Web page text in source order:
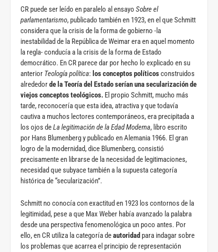
CR puede ser leído en paralelo al ensayoSobre el
parlamentarismo, publicado también en 1923, en el que Schmitt
considera que la crisis de la forma de gobierno -la
inestabilidad de la República de Weimar era en aquel momento
la regla- conducía a la crisis de la forma de Estado
democrático. En CR parece dar por hecho lo explicado en su
anterior Teología política: los conceptos políticosconstruidos
alrededorde la Teoría del Estado serían una secularización de
viejos conceptos teológicos. El propio Schmitt, mucho más
tarde, reconocería que esta idea, atractiva y que todavía
cautiva a muchos lectores contemporáneos, era precipitada a
los ojos deLa legitimación de la Edad Moderna, libro escrito
por Hans Blumenberg y publicado en Alemania 1966. El gran
logro de la modernidad, dice Blumenberg, consistió
precisamente en librarse de la necesidad de legitimaciones,
necesidad que subyace también a la supuesta categoría
histórica de “secularización”.
Schmitt no conocía con exactitud en 1923 los contornos de la
legitimidad, pese a que Max Weber había avanzado la palabra
desde una perspectiva fenomenológica un poco antes. Por
ello, en CR utiliza la categoría deautoridad para indagar sobre
los problemas que acarrea el principio de representación